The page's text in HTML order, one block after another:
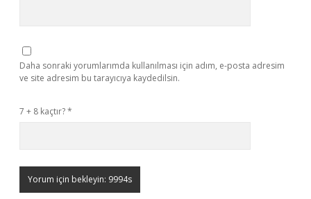
Daha sonraki yorumlarımda kullanılması için adım, e-posta adresim
ve site adresim bu tarayıcıya kaydedilsin.
7 + 8 kaçtır?*